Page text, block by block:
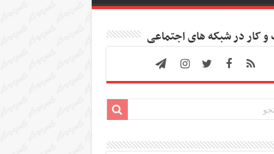
کار در شبکه های اجتماعی